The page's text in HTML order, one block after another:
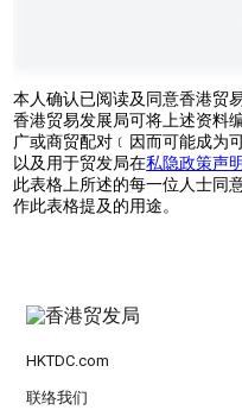
本人确认已阅读及同意香港贸
香港贸易发展局可将上述资料
广或商贸配对﹝因而可能成为
以及用于贸发局在私隐政策声
此表格上所述的每一位人士同
作此表格提及的用途。
HKTDC.com
联络我们